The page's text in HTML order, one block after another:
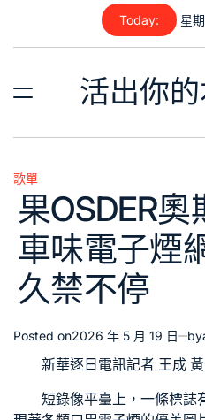
content
Today: 星
活出你
Posted
歌單
果OSDER
車味電子煙
久禁不停
Posted on2026 年 5 月 19 日 by
新華逐日電訊記者 王成
短錄像平臺上，一條標誌